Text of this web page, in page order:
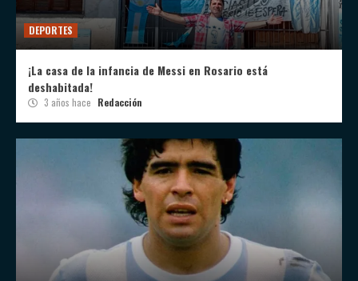
DEPORTES
¡La casa de la infancia de Messi en Rosario está
deshabitada!
3 años hace Redacción